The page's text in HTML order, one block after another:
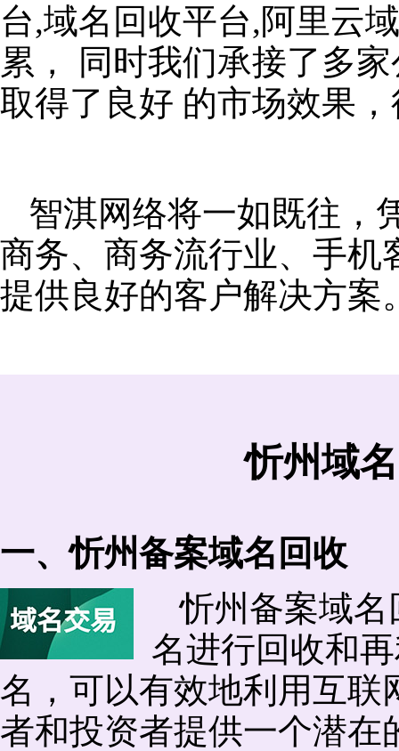
台,域名回收平台,阿里云
累， 同时我们承接了多
取得了良好 的市场效果
智淇网络将一如既往，
商务、商务流行业、手机
提供良好的客户解决方案
忻州域
一、忻州备案域名回收
忻州备案域
名进行回收和
名，可以有效地利用互联
者和投资者提供一个潜在